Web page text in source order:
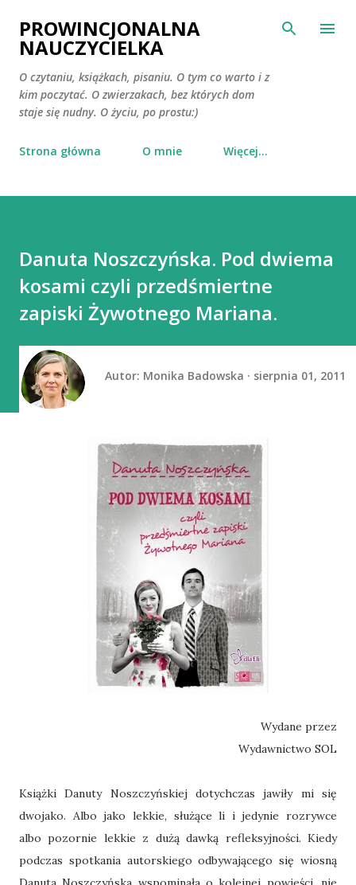
Przejdź do głównej zawartości
PROWINCJONALNA
NAUCZYCIELKA
O czytaniu, książkach, pisaniu. O tym co warto i z
kim poczytać. O zwierzakach, bez których dom
staje się nudny. O życiu, po prostu:)
Strona główna O mnie Więcej…
Danuta Noszczyńska. Pod dwiema
kosami czyli przedśmiertne
zapiski Żywotnego Mariana.
Autor: Monika Badowska sierpnia 01, 2011
Wydane przez
Wydawnictwo SOL
Książki Danuty Noszczyńskiej dotychczas jawiły mi się
dwojako. Albo jako lekkie, służące li i jedynie rozrywce
albo pozornie lekkie z dużą dawką refleksyjności. Kiedy
podczas spotkania autorskiego odbywającego się wiosną